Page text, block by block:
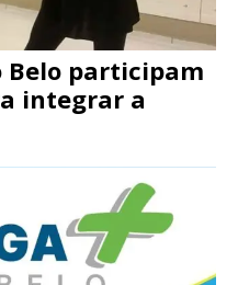
Belo participam
integrar a